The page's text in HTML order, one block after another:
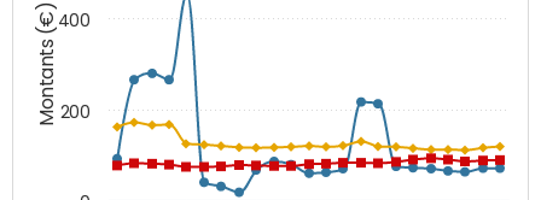
Montants (€) 200
400